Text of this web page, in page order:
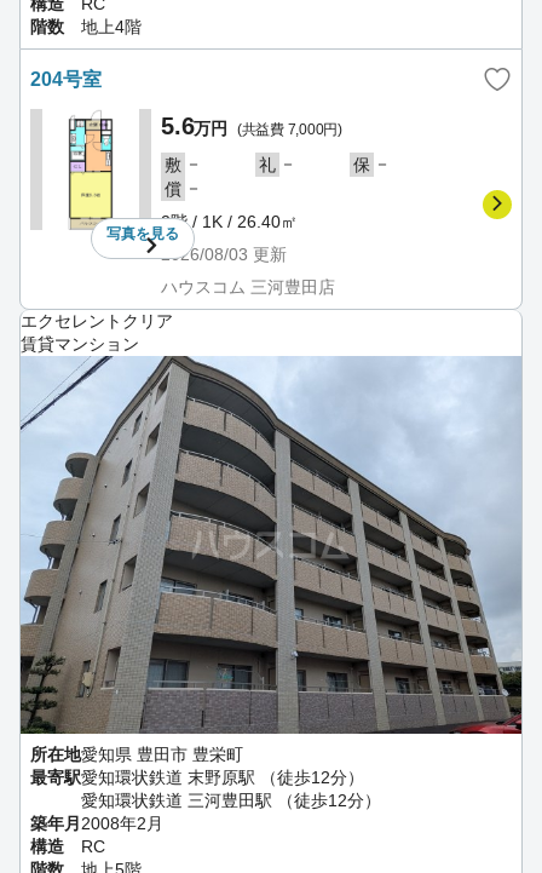
階数
地上4階
204号室
写真を見る
5.6万円 (共益費 7,000円)
敷 － 礼 － 保 －
償 －
2階 / 1K / 26.40㎡
2026/08/03 更新
ハウスコム 三河豊田店
エクセレントクリア
賃貸マンション
所在地愛知県 豊田市 豊栄町
最寄駅愛知環状鉄道 末野原駅 （徒歩12分）
愛知環状鉄道 三河豊田駅 （徒歩12分）
築年月 2008年2月
構造
RC